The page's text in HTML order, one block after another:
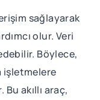
sağlayarak
olur. Veri
Böylece,
işletmelere
akıllı araç,